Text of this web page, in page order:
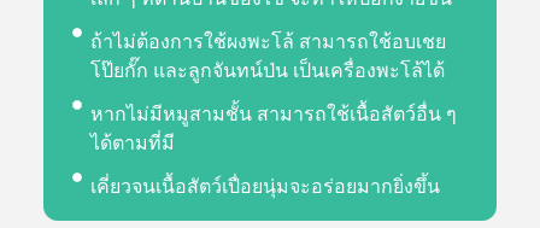
ถ้าไม่ต้องการใช้ผงพะโล้ สามารถใช้อบเชย
โป๊ยกั๊ก และลูกจันทน์ป่น เป็นเครื่องพะโล้ได้
หากไม่มีหมูสามชั้น สามารถใช้เนื้อสัตว์อื่น ๆ
ได้ตามที่มี
เคี่ยวจนเนื้อสัตว์เปื่อยนุ่มจะอร่อยมากยิ่งขึ้น